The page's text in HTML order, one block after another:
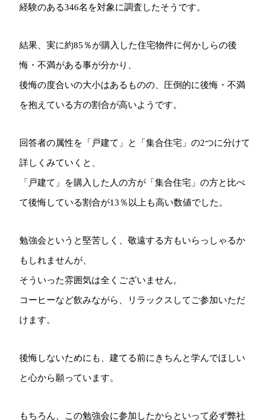
経験のある346名を対象に調査したそうです。
結果、実に約85％が購入した住宅物件に何かしらの後
悔・不満がある事が分かり、
後悔の度合いの大小はあるものの、圧倒的に後悔・不満
を抱えている方の割合が高いようです。
回答者の属性を「戸建て」と「集合住宅」の2つに分けて
詳しくみていくと、
「戸建て」を購入した人の方が「集合住宅」の方と比べ
て後悔している割合が13％以上も高い数値でした。
勉強会というと堅苦しく、敬遠する方もいらっしゃるか
もしれませんが、
そういった雰囲気は全くございません。
コーヒーなど飲みながら、リラックスしてご参加いただ
けます。
後悔しないためにも、建てる前にきちんと学んでほしい
と心から願っています。
もちろん、この勉強会に参加したからといって必ず弊社